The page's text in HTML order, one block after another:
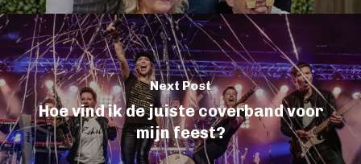
Next Post
Hoe vind ik de juiste coverband voor
mijn feest?